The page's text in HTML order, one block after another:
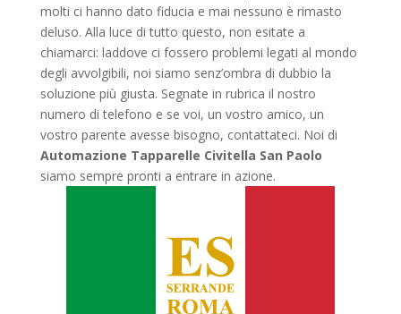
molti ci hanno dato fiducia e mai nessuno è rimasto
deluso. Alla luce di tutto questo, non esitate a
chiamarci: laddove ci fossero problemi legati al mondo
degli avvolgibili, noi siamo senz’ombra di dubbio la
soluzione più giusta. Segnate in rubrica il nostro
numero di telefono e se voi, un vostro amico, un
vostro parente avesse bisogno, contattateci. Noi di
Automazione Tapparelle Civitella San Paolo
siamo sempre pronti a entrare in azione.